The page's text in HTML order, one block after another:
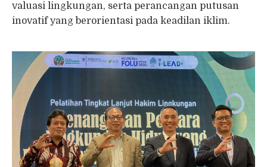
valuasi lingkungan, serta perancangan putusan
inovatif yang berorientasi pada keadilan iklim.